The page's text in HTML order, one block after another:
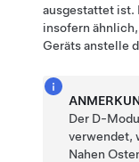
ausgestattet ist.
insofern
Geräts anstelle
Der D-
verwendet,
Nahen